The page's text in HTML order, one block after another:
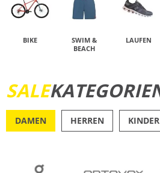
BIKE
SWIM &
BEACH
LAUFEN
JETZT
SALE
DAMEN HERREN KINDER